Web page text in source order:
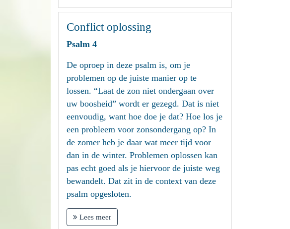
Conflict oplossing
Psalm 4
De oproep in deze psalm is, om je
problemen op de juiste manier op te
lossen. “Laat de zon niet ondergaan over
uw boosheid” wordt er gezegd. Dat is niet
eenvoudig, want hoe doe je dat? Hoe los je
een probleem voor zonsondergang op? In
de zomer heb je daar wat meer tijd voor
dan in de winter. Problemen oplossen kan
pas echt goed als je hiervoor de juiste weg
bewandelt. Dat zit in de context van deze
psalm opgesloten.
Lees meer